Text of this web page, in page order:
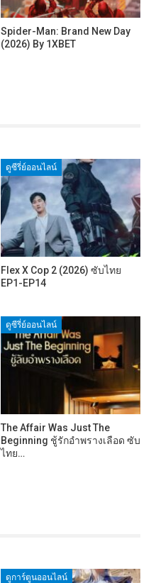
Spider-Man: Brand New Day
(2026) By 1XBET
ดูซีรี่ย์ออนไลน์
Flex X Cop 2 (2026) ซับไทย
EP1-EP14
ดูซีรี่ย์ออนไลน์
The Affair Was Just The
Beginning ชู้รักอำพรางเลือด ซับ
ไทย…
ดูการ์ตูนออนไลน์